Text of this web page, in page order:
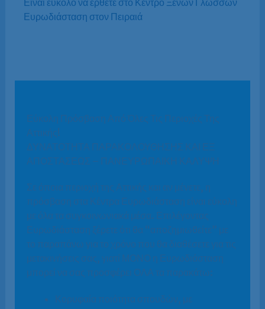
Ευρωδιάσταση στον Πειραιά
Εύκολη Πρόσβαση Από Όλες Τις Περιοχές Της
Αττικής!
ΔΥΝΑΤΟΤΗΤΑ ΠΑΡΑΚΟΛΟΥΘΗΣΗΣ ΚΑΙ ΕΞ
ΑΠΟΣΤΑΣΕΩΣ – ΠΑΝΕΥΡΩΠΑΙΚΗ ΚΑΛΥΨΗ
Σε όποια περιοχή της Αττικής και αν μένετε, η
πρόσβαση στα Κέντρα Ευρωδιάσταση είναι εύκολη
με όλα τα συγκοινωνιακά μέσα. Επιλέγοντας
Ευρωδιάσταση ξέρετε ότι θα “αποζημιωθείτε” με
το παραπάνω για το χρόνο που θα διαθέσετε για τις
μετακινήσεις σας, γιατί ΜΟΝΟ η Ευρωδιάσταση
μπορεί να σας προσφέρει ΟΛΑ τα παρακάτω:
Κορυφαία ποιότητα σπουδών, με